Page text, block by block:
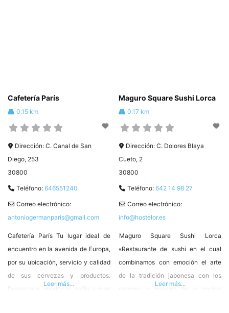
Cafetería París
0.15 km
Dirección: C. Canal de San
Diego, 253
30800
Teléfono: 646551240
Correo electrónico:
antoniogermanparis@gmail.com
Cafetería París Tu lugar ideal de
encuentro en la avenida de Europa,
por su ubicación, servicio y calidad
de sus cervezas y productos.
Desayunos, aperitivos, cafés y gran
Leer más...
Maguro Square Sushi Lorca
0.17 km
Dirección: C. Dolores Blaya
Cueto, 2
30800
Teléfono: 642 14 98 27
Correo electrónico:
info@hostelor.es
Maguro Square Sushi Lorca
«Restaurante de sushi en el cual
combinamos con emoción el arte
de la tradición japonesa con los
sabores y matices de la cocina
Leer más...